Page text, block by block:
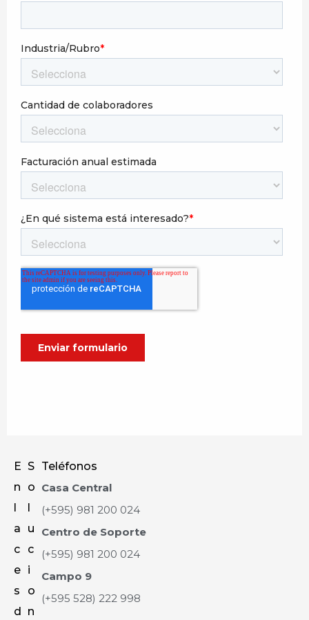
E
n
a
c
e
s
d
S
o
u
c
i
o
n
Teléfonos
Casa Central
(+595) 981 200 024
Centro de Soporte
(+595) 981 200 024
Campo 9
(+595 528) 222 998